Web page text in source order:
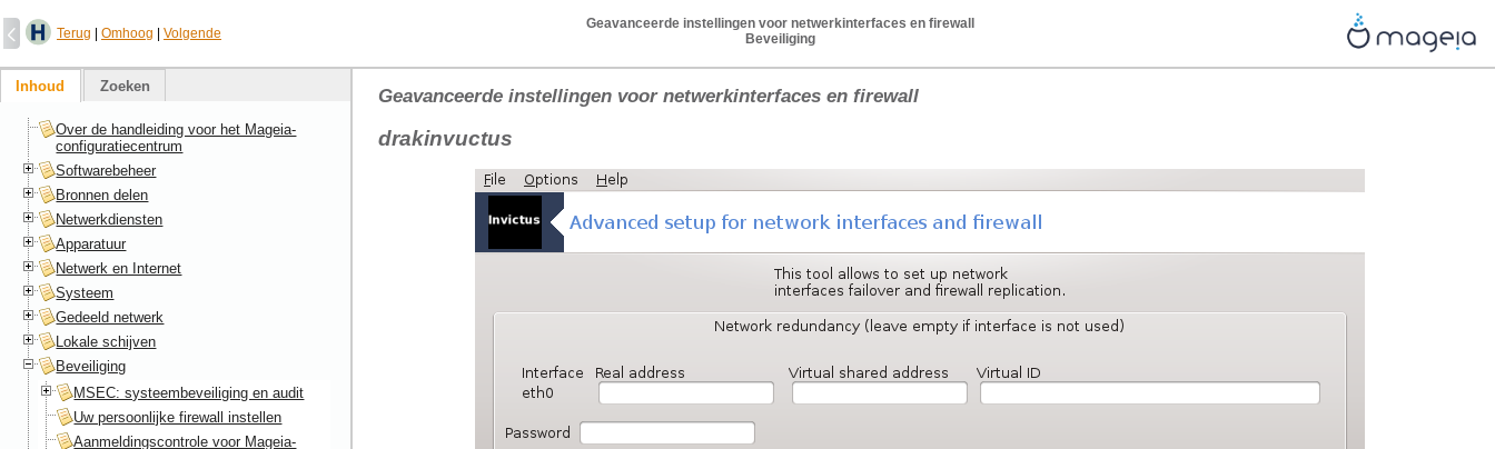
Terug Omhoog Volgende
Geavanceerde instellingen voor netwerkinterfaces en firewall
Beveiliging
Geavanceerde instellingen voor netwerkinterfaces en firewall
drakinvuctus
Inhoud Zoeken
Over de handleiding voor het Mageia-
configuratiecentrum
Softwarebeheer
Bronnen delen
Netwerkdiensten
Apparatuur
Netwerk en Internet
Systeem
Gedeeld netwerk
Lokale schijven
Beveiliging
MSEC: systeembeveiliging en audit
Uw persoonlijke firewall instellen
Aanmeldingscontrole voor Mageia-